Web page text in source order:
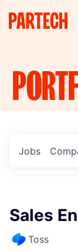
Jobs
Sales
Toss